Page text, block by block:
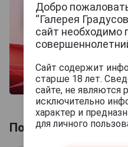
Похожие
Добро
“Галерея
сайт необходимо
Сайт содержит
старше 18 лет.
сайте, не являются
исключительно
характер и
для личного